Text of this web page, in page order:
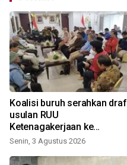
Koalisi buruh serahkan draf
usulan RUU
Ketenagakerjaan ke
pimpinan DPR RI
Senin, 3 Agustus 2026